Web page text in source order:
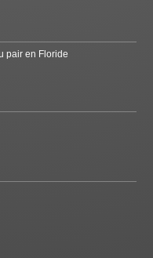
pair en Floride